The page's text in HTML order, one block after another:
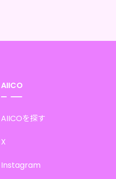
AIICO
AIICOを探す
X
Instagram